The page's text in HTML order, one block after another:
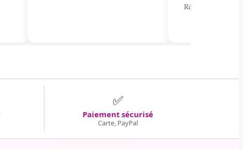
Répandre la joie
✅
Paiement sécurisé
Carte, PayPal